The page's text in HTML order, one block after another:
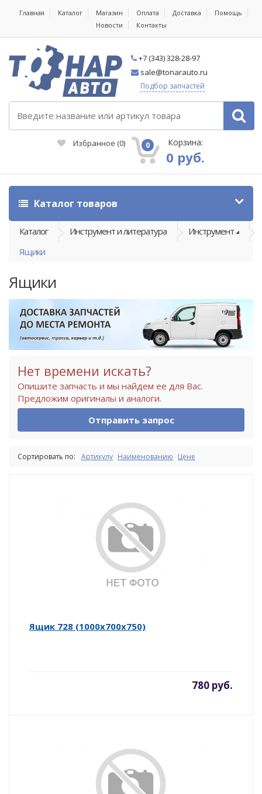
Главная Каталог Магазин Оплата Доставка
Помощь
Новости
Контакты
+7 (343) 328-28-97
sale@tonarauto.ru
Подбор запчастей
Избранное (0) 0 Корзина:
0 руб.
Каталог товаров
Каталог Инструмент и литература
Инструмент
Ящики
Ящики
Нет времени искать?
Опишите запчасть и мы найдем ее для Вас.
Предложим оригиналы и аналоги.
Отправить запрос
Сортировать по: Артикулу Наименованию Цене
Ящик 728 (1000х700х750)
780 руб.